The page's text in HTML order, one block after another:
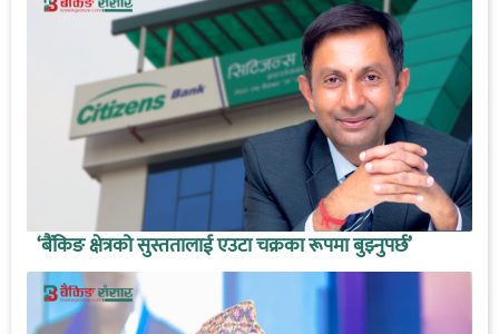
‘बैंकिङ क्षेत्रको सुस्ततालाई एउटा चक्रका रूपमा बुझ्नुपर्छ’